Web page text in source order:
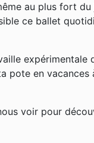
au plus fort
ce ballet
expérimentale
pote en vacances
voir pour